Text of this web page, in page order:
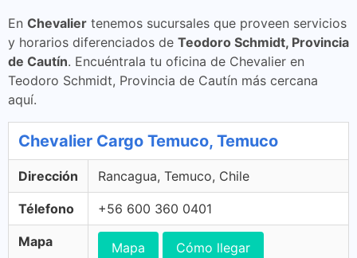
En Chevalier tenemos sucursales que proveen servicios
y horarios diferenciados de Teodoro Schmidt, Provincia
de Cautín. Encuéntrala tu oficina de Chevalier en
Teodoro Schmidt, Provincia de Cautín más cercana
aquí.
Chevalier Cargo Temuco, Temuco
Dirección Rancagua, Temuco, Chile
Télefono +56 600 360 0401
Mapa Mapa Cómo llegar